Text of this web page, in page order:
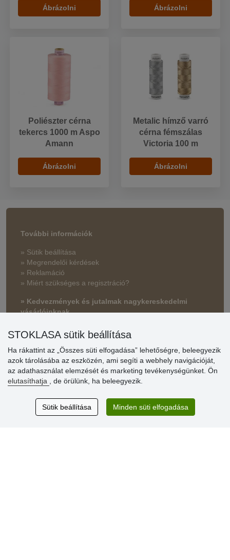
Ábrázolni Ábrázolni
Poliészter cérna
tekercs 1000 m Aspo
Amann
Ábrázolni
Metalic hímző varró
cérna fémszálas
Victoria 100 m
Ábrázolni
További információk
» Sütik beállítása
» Megrendelői kérdések
» Reklamáció
» Miért szükséges a regisztráció?
» Kedvezmények és jutalmak nagykereskedelmi
vásárlóinknak
» Súgó
Vásárlók
értékelése
Excellent service
Thank you.
STOKLASA sütik beállítása
Ha rákattint az „Összes süti elfogadása” lehetőségre, beleegyezik
azok tárolásába az eszközén, ami segíti a webhely navigációját,
az adathasználat elemzését és marketing tevékenységünket. Ön
elutasíthatja
, de örülünk, ha beleegyezik.
Sütik beállítása Minden süti elfogadása